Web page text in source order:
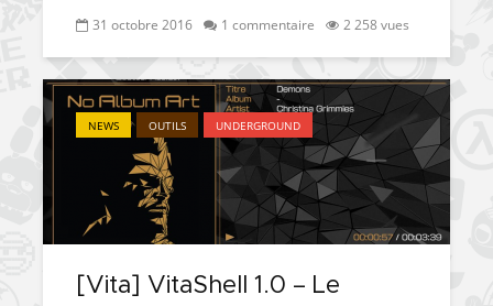
31 octobre 2016 1 commentaire 2 258 vues
NEWS OUTILS UNDERGROUND
[Vita] VitaShell 1.0 – Le